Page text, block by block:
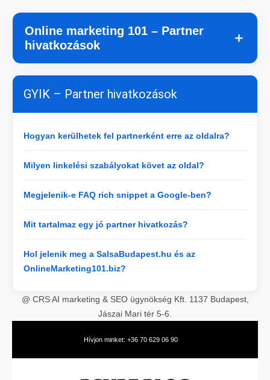
Online marketing 101 – Partner
hivatkozások
＋
GYIK – Partner hivatkozások
Hogyan kerülhetek fel partnerként erre az oldalra?
Milyen linkelési szabályokat követ az oldal?
Megjelenik-e FAQ rich snippet a Google-ben?
Mit tartalmaz egy jó partner hivatkozás?
Hol jelenik meg a SalsaBudapest.hu és az
OnlineMarketing101.biz?
@ CRS AI marketing & SEO ügynökség Kft. 1137 Budapest,
Jászai Mari tér 5-6.
Hívjon minket: +36 70 629 06 90